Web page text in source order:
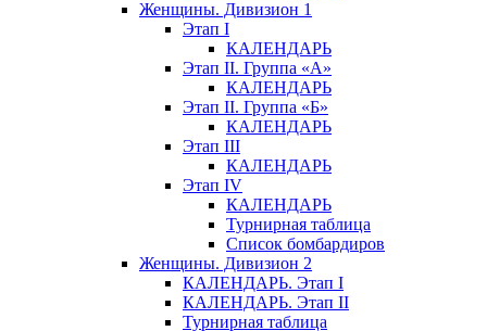
Женщины. Дивизион 1
Этап I
КАЛЕНДАРЬ
Этап II. Группа «А»
КАЛЕНДАРЬ
Этап II. Группа «Б»
КАЛЕНДАРЬ
Этап III
КАЛЕНДАРЬ
Этап IV
КАЛЕНДАРЬ
Турнирная таблица
Список бомбардиров
Женщины. Дивизион 2
КАЛЕНДАРЬ. Этап I
КАЛЕНДАРЬ. Этап II
Турнирная таблица